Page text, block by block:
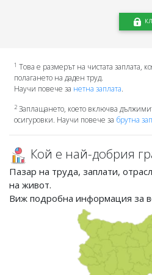
1 Това е размерът на чистата заплата,
полагането на даден труд.
Научи повече за нетна заплата.
2Заплащането, което включва
осигуровки. Научи повече за брутна
Кой е най-добрия
Пазар на труда, заплати,
на живот.
Виж подробна информация за